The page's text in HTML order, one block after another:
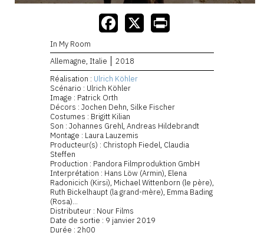
In My Room
Allemagne, Italie
2018
Réalisation : Ulrich Köhler
Scénario : Ulrich Köhler
Image : Patrick Orth
Décors : Jochen Dehn, Silke Fischer
Costumes : Brigitt Kilian
Son : Johannes Grehl, Andreas Hildebrandt
Montage : Laura Lauzemis
Producteur(s) : Christoph Fiedel, Claudia
Steffen
Production : Pandora Filmproduktion GmbH
Interprétation : Hans Löw (Armin), Elena
Radonicich (Kirsi), Michael Wittenborn (le père),
Ruth Bickelhaupt (la grand-mère), Emma Bading
(Rosa)...
Distributeur : Nour Films
Date de sortie : 9 janvier 2019
Durée : 2h00